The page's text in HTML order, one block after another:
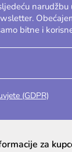
bitne i
(GDPR)
za